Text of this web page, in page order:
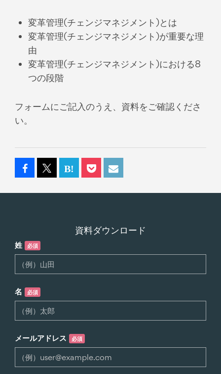
変革管理(チェンジマネジメント)とは
変革管理(チェンジマネジメント)が重要な理
由
変革管理(チェンジマネジメント)における8
つの段階
フォームにご記入のうえ、資料をご確認くださ
い。
資料ダウンロード
姓 必須
名 必須
メールアドレス 必須